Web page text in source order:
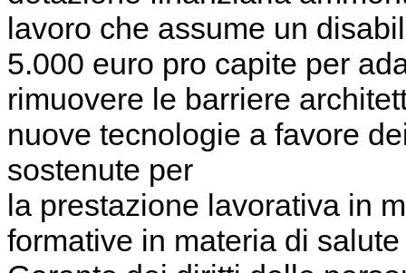
lavoro che assume un
5.000 euro pro capite per
rimuovere le barriere
nuove tecnologie a favore
sostenute per
la prestazione lavorativa in
formative in materia di